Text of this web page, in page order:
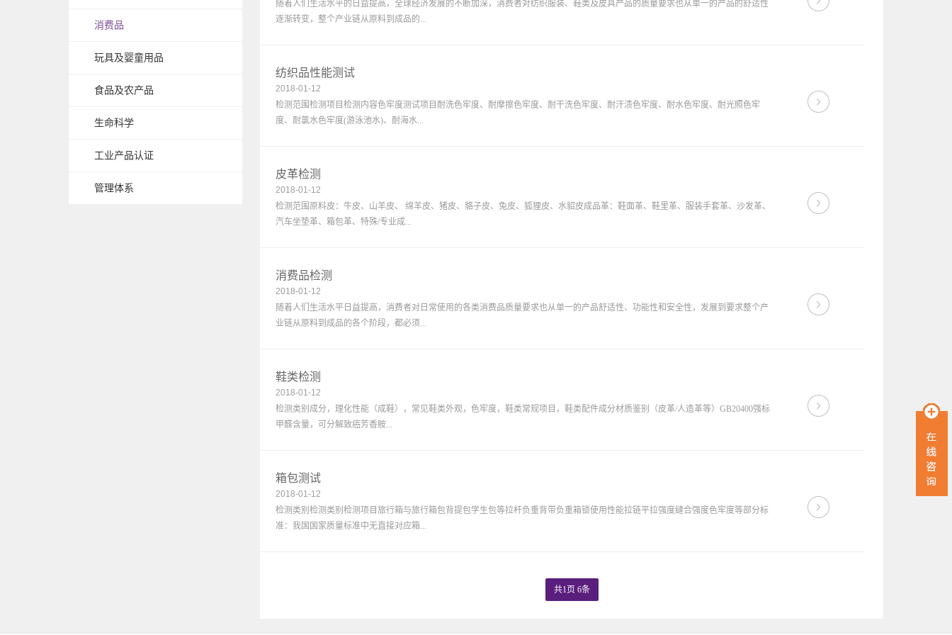
消费品
玩具及婴童用品
食品及农产品
生命科学
工业产品认证
管理体系
随着人们生活水平的日益提高，全球经济发展的不断加深，消费者对纺织服装、鞋类及皮具产品的质量要求也从单一的产品的舒适性
逐渐转变，整个产业链从原料到成品的...
纺织品性能测试
2018-01-12
检测范围检测项目检测内容色牢度测试项目耐洗色牢度、耐摩擦色牢度、耐干洗色牢度、耐汗渍色牢度、耐水色牢度、耐光照色牢
度、耐氯水色牢度(游泳池水)、耐海水...
皮革检测
2018-01-12
检测范围原料皮：牛皮、山羊皮、 绵羊皮、猪皮、貉子皮、兔皮、狐狸皮、水貂皮成品革：鞋面革、鞋里革、服装手套革、沙发革、
汽车坐垫革、箱包革、特殊/专业成...
消费品检测
2018-01-12
随着人们生活水平日益提高，消费者对日常使用的各类消费品质量要求也从单一的产品舒适性、功能性和安全性，发展到要求整个产
业链从原料到成品的各个阶段，都必须...
鞋类检测
2018-01-12
检测类别成分，理化性能（成鞋），常见鞋类外观，色牢度，鞋类常规项目，鞋类配件成分材质鉴别（皮革/人造革等）GB20400强标
甲醛含量，可分解致癌芳香胺...
箱包测试
2018-01-12
检测类别检测类别检测项目旅行箱与旅行箱包背提包学生包等拉杆负重背带负重箱锁使用性能拉链平拉强度缝合强度色牢度等部分标
准：我国国家质量标准中无直接对应箱...
共1页 6条